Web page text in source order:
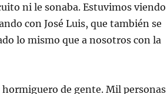
ni le sonaba. Estuvimos viendo
con José Luis, que también se
lo mismo que a nosotros con la
hormiguero de gente. Mil personas